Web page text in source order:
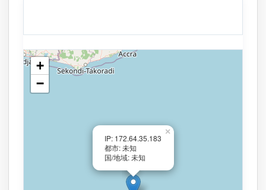
IP: 172.64.35.183
都市: 未知
国/地域: 未知
×
+
−